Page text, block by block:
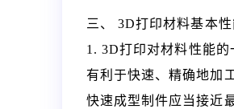
三、 3D打印材料基本性
1. 3D打印对材料性能的
有利于快速、精确地加
快速成型制件应当接近